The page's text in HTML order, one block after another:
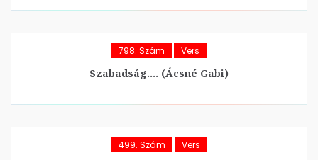
798. Szám Vers
Szabadság…. (Ácsné Gabi)
499. Szám Vers